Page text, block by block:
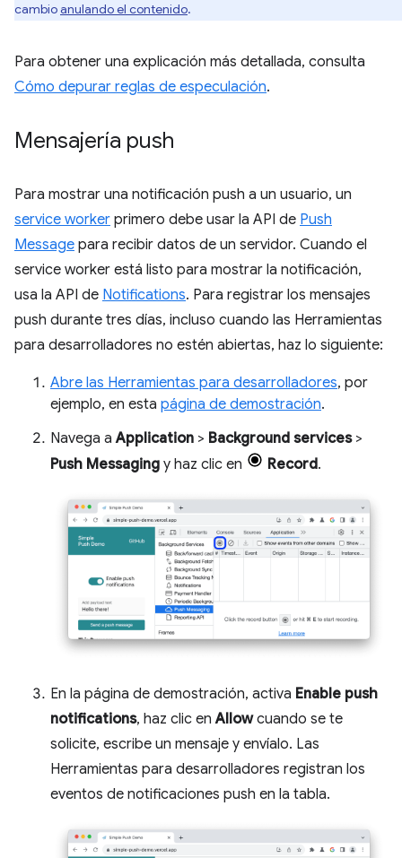
cambioanulando el contenido.
Para obtener una explicación más detallada, consulta
Cómo depurar reglas de especulación.
Mensajería push
Para mostrar una notificación push a un usuario, un
service worker primero debe usar la API de Push
Message para recibir datos de un servidor. Cuando el
service worker está listo para mostrar la notificación,
usa la API de Notifications. Para registrar los mensajes
push durante tres días, incluso cuando las Herramientas
para desarrolladores no estén abiertas, haz lo siguiente:
Abre las Herramientas para desarrolladores, por
ejemplo, en esta página de demostración.
Navega aApplication > Background services>
Push Messaging y haz clic en Record.
En la página de demostración, activa Enable push
notifications, haz clic enAllowcuando se te
solicite, escribe un mensaje y envíalo. Las
Herramientas para desarrolladores registran los
eventos de notificaciones push en la tabla.